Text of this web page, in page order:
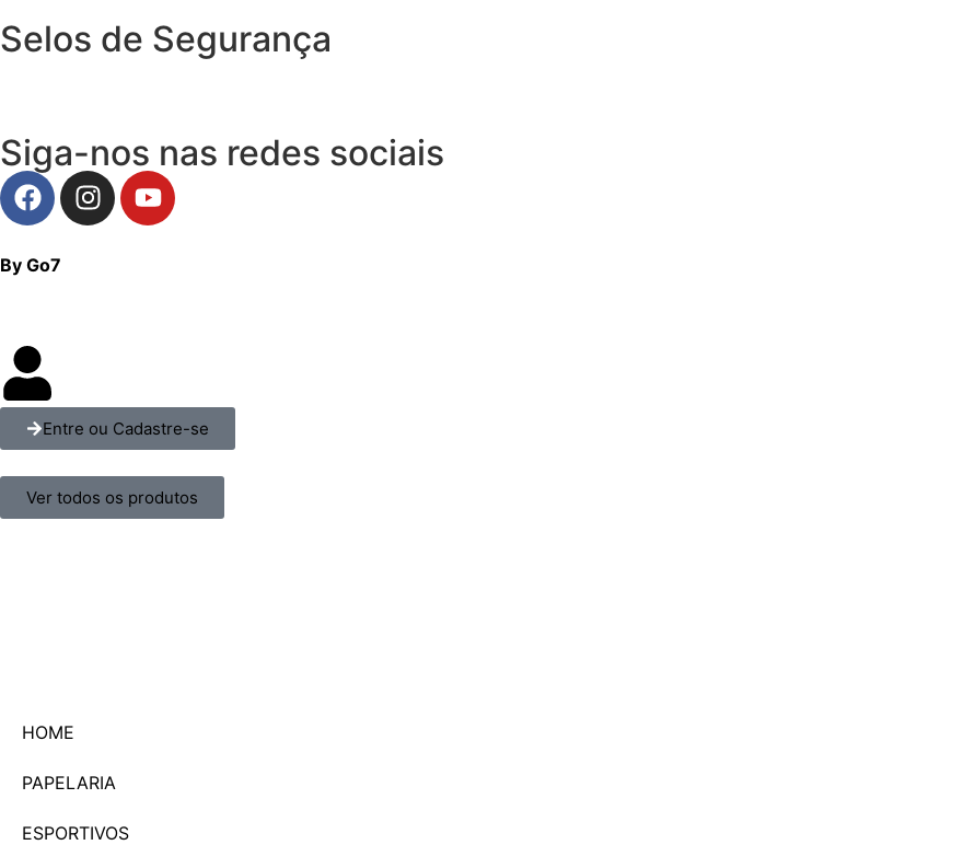
Selos de Segurança
Siga-nos nas redes sociais
By Go7
Entre ou Cadastre-se
Ver todos os produtos
HOME
PAPELARIA
ESPORTIVOS